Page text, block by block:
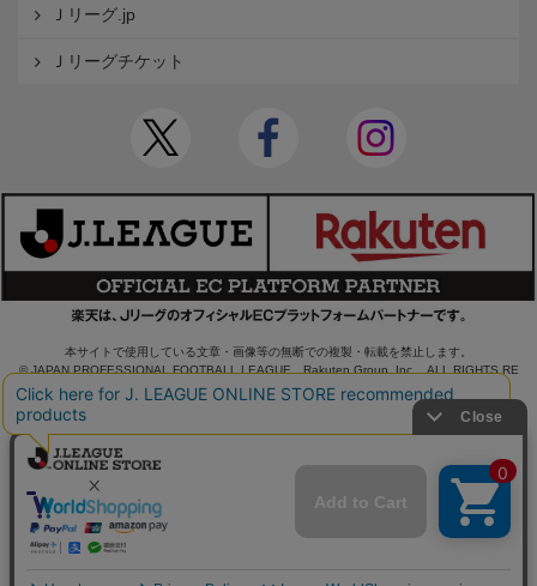
Ｊリーグ.jp
Ｊリーグチケット
本サイトで使用している文章・画像等の無断での複製・転載を禁止します。
© JAPAN PROFESSIONAL FOOTBALL LEAGUE Rakuten Group, Inc. ALL RIGHTS RE
SERVED.